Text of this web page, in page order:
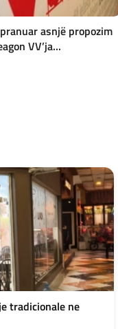
asnjë propozim
VV’ja...
tradicionale ne